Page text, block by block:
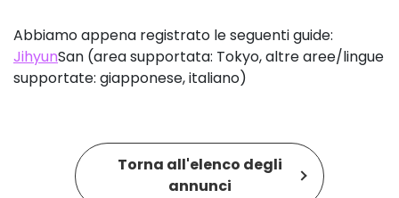
Abbiamo appena registrato le seguenti guide:
JihyunSan (area supportata: Tokyo, altre aree/lingue
supportate: giapponese, italiano)
Torna all'elenco degli
annunci